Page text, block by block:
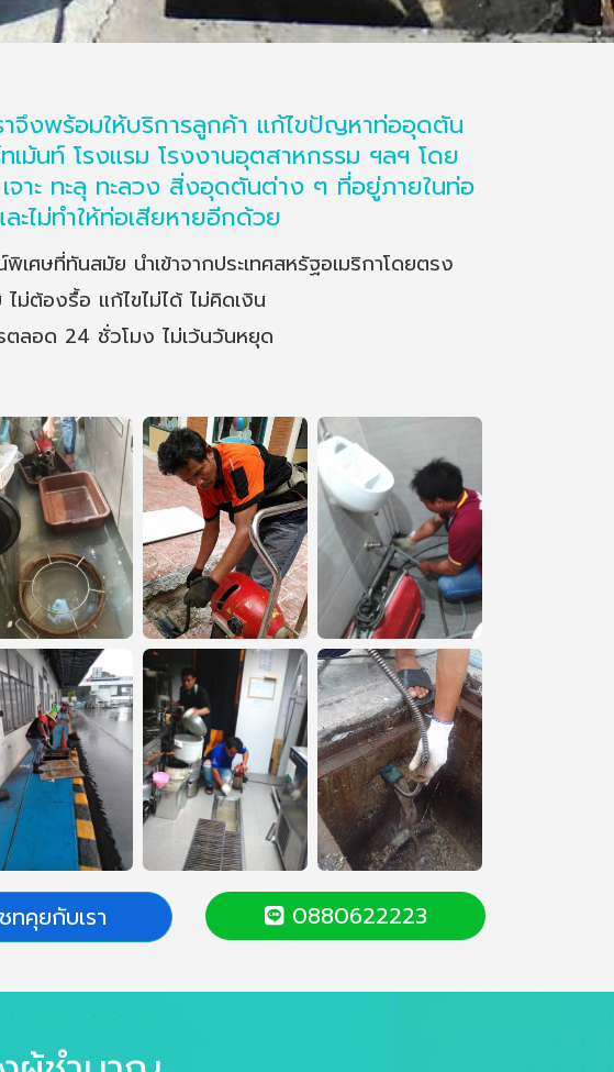
จึงพร้อมให้บริการลูกค้า แก้ไขปัญหาท่ออุดตัน
ม้นท์ โรงแรม โรงงานอุตสาหกรรม ฯลฯ โดย
จาะ ทะลุ ทะลวง สิ่งอุดตันต่าง ๆ ที่อยู่ภายในท่อ
ไม่ทำให้ท่อเสียหายอีกด้วย
เศษที่ทันสมัย นำเข้าจากประเทศสหรัฐอเมริกาโดยตรง
ม่ต้องรื้อ แก้ไขไม่ได้ ไม่คิดเงิน
ตลอด 24 ชั่วโมง ไม่เว้นวันหยุด
คุยกับเรา 0880622223